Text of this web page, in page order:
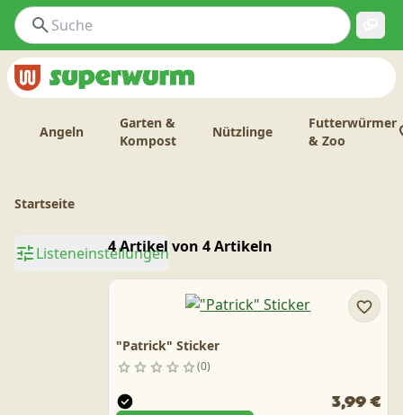
Angeln
Garten &
Kompost
Nützlinge
Futterwürmer
& Zoo
Startseite
Listeneinstellungen4 Artikel von 4 Artikeln
"Patrick" Sticker
0
3,99 €